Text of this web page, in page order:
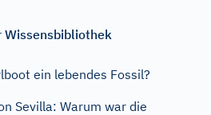
ein lebendes Fossil?
Sevilla: Warum war die